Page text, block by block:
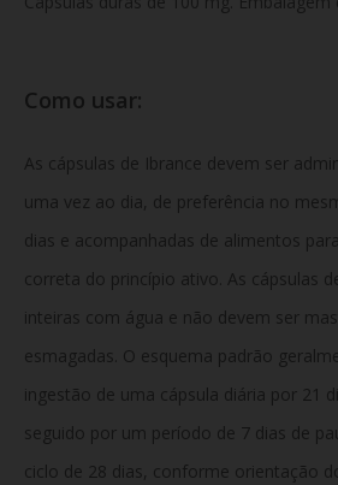
Como usar:
As cápsulas de Ibrance devem ser
uma vez ao dia, de preferência no
dias e acompanhadas de alimentos
correta do princípio ativo. As cápsulas
inteiras com água e não devem ser
esmagadas. O esquema padrão
ingestão de uma cápsula diária por 21
seguido por um período de 7 dias de
ciclo de 28 dias, conforme orientação